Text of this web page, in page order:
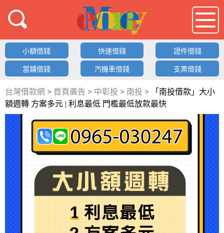
借錢LOGO
小額借錢 快速借錢 證件借錢
當鋪借錢 汽機車借錢 支票借錢
台灣借款網 > 首頁廣告 > 中彰投 > 南投 >
「南投借款」大小
額週轉 方案多元 | 利息最低 門檻最低放款最快